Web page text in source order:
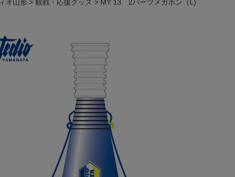
オ山形 観戦・応援グッズ MY 13 2パーツメガホン（L)